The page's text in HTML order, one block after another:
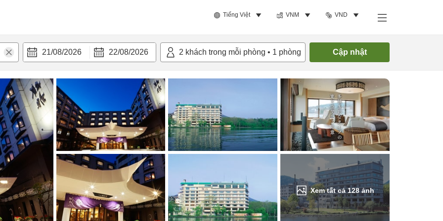
Tiếng Việt VNM VND
21/08/2026 22/08/2026 2 khách trong mỗi phòng • 1 phòng Cập nhật
Xem tất cả128ảnh
nghi Tìm phòng trống